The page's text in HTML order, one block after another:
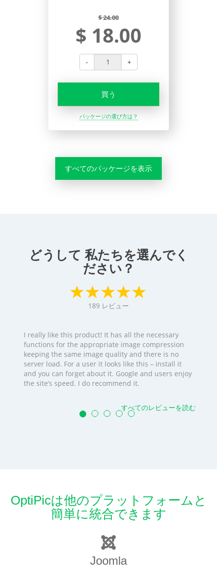
$ 24.00
$ 18.00
- +
買う
パッケージの選び方は？
すべてのパッケージを表示
どうして 私たちを選んでく
ださい？
189 レビュー
I really like this product! It has all the necessary
functions for the appropriate image compression
keeping the same image quality and there is no
server load. For a user it looks like this – install it
and you can forget about it. Google and users enjoy
the site’s speed. I do recommend it.
すべてのレビューを読む
OptiPicは他のプラットフォームと
簡単に統合できます
Joomla